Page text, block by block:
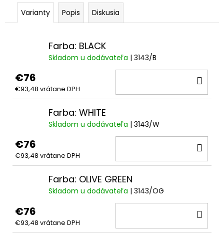
Varianty Popis Diskusia
Farba: BLACK
Skladom u dodávateľa | 3143/B
€76
€93,48 vrátane DPH
Farba: WHITE
Skladom u dodávateľa | 3143/W
€76
€93,48 vrátane DPH
Farba: OLIVE GREEN
Skladom u dodávateľa | 3143/OG
€76
€93,48 vrátane DPH